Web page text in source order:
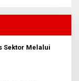
Sektor Melalui